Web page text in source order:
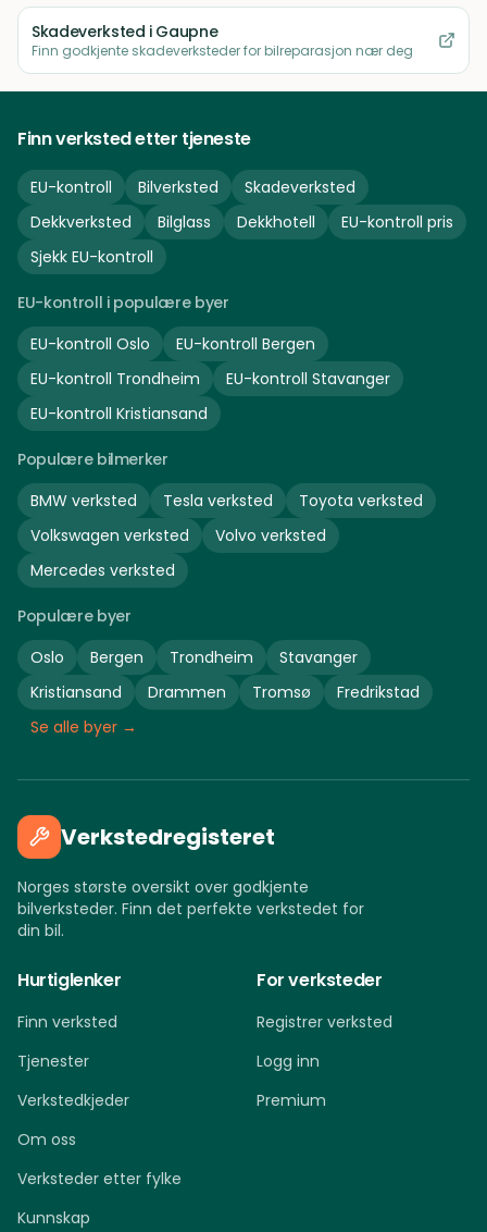
Skadeverksted i Gaupne
Finn godkjente skadeverksteder for bilreparasjon nær deg
Finn verksted etter tjeneste
EU-kontroll Bilverksted
Skadeverksted
Dekkverksted
Bilglass Dekkhotell
EU-kontroll pris
Sjekk EU-kontroll
EU-kontroll i populære byer
EU-kontroll Oslo EU-kontroll Bergen
EU-kontroll Trondheim EU-kontroll Stavanger
EU-kontroll Kristiansand
Populære bilmerker
BMW verksted Tesla verksted Toyota verksted
Volkswagen verksted Volvo verksted
Mercedes verksted
Populære byer
Oslo
Bergen Trondheim
Stavanger
Kristiansand
Drammen Tromsø
Fredrikstad
Se alle byer →
Verkstedregisteret
Norges største oversikt over godkjente
bilverksteder. Finn det perfekte verkstedet for
din bil.
Hurtiglenker
Finn verksted
Tjenester
Verkstedkjeder
Om oss
Verksteder etter fylke
Kunnskap
For verksteder
Registrer verksted
Logg inn
Premium